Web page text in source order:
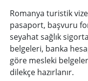
Romanya turistik
pasaport, başvuru
seyahat sağlık
belgeleri, banka
göre mesleki belgeler
dilekçe hazırlanır.